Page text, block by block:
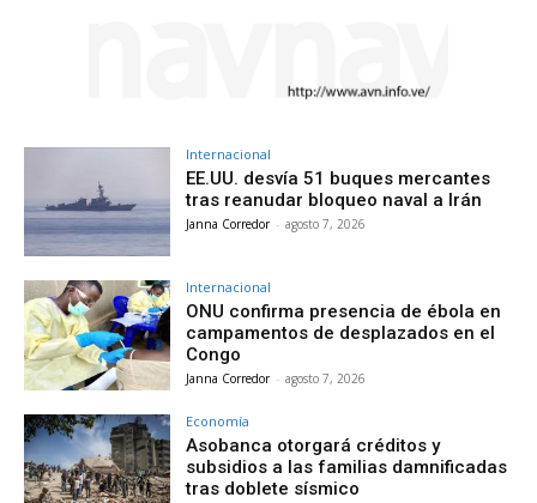
Internacional
EE.UU. desvía 51 buques mercantes
tras reanudar bloqueo naval a Irán
Janna Corredor - agosto 7, 2026
Internacional
ONU confirma presencia de ébola en
campamentos de desplazados en el
Congo
Janna Corredor - agosto 7, 2026
Economía
Asobanca otorgará créditos y
subsidios a las familias damnificadas
tras doblete sísmico